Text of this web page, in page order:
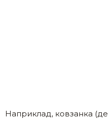
Наприклад, ковзанка